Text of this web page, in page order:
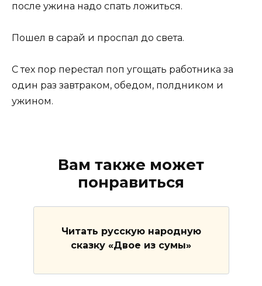
после ужина надо спать ложиться.
Пошел в сарай и проспал до света.
С тех пор перестал поп угощать работника за
один раз завтраком, обедом, полдником и
ужином.
Вам также может
понравиться
Читать русскую народную
сказку «Двое из сумы»